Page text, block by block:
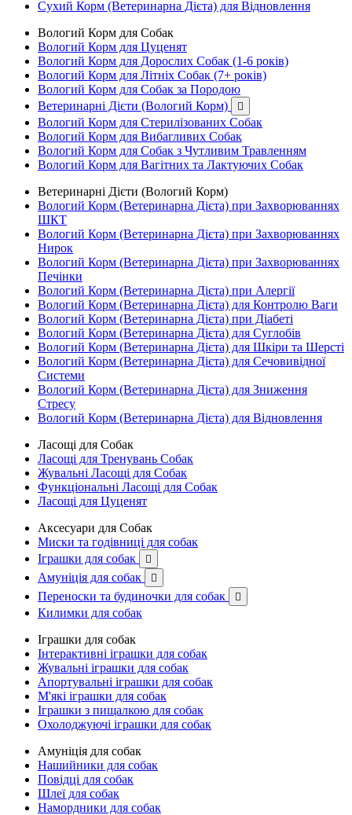
Сухий Корм (Ветеринарна Дієта) для Відновлення
Вологий Корм для Собак
Вологий Корм для Цуценят
Вологий Корм для Дорослих Собак (1-6 років)
Вологий Корм для Літніх Собак (7+ років)
Вологий Корм для Собак за Породою
Ветеринарні Дієти (Вологий Корм)

Вологий Корм для Стерилізованих Собак
Вологий Корм для Вибагливих Собак
Вологий Корм для Собак з Чутливим Травленням
Вологий Корм для Вагітних та Лактуючих Собак
Ветеринарні Дієти (Вологий Корм)
Вологий Корм (Ветеринарна Дієта) при Захворюваннях
ШКТ
Вологий Корм (Ветеринарна Дієта) при Захворюваннях
Нирок
Вологий Корм (Ветеринарна Дієта) при Захворюваннях
Печінки
Вологий Корм (Ветеринарна Дієта) при Алергії
Вологий Корм (Ветеринарна Дієта) для Контролю Ваги
Вологий Корм (Ветеринарна Дієта) при Діабеті
Вологий Корм (Ветеринарна Дієта) для Суглобів
Вологий Корм (Ветеринарна Дієта) для Шкіри та Шерсті
Вологий Корм (Ветеринарна Дієта) для Сечовивідної
Системи
Вологий Корм (Ветеринарна Дієта) для Зниження
Стресу
Вологий Корм (Ветеринарна Дієта) для Відновлення
Ласощі для Собак
Ласощі для Тренувань Собак
Жувальні Ласощі для Собак
Функціональні Ласощі для Собак
Ласощі для Цуценят
Аксесуари для Собак
Миски та годівниці для собак
Іграшки для собак

Амуніція для собак 
Переноски та будиночки для собак 
Килимки для собак
Іграшки для собак
Інтерактивні іграшки для собак
Жувальні іграшки для собак
Апортувальні іграшки для собак
М'які іграшки для собак
Іграшки з пищалкою для собак
Охолоджуючі іграшки для собак
Амуніція для собак
Нашийники для собак
Повідці для собак
Шлеї для собак
Намордники для собак